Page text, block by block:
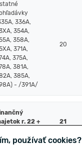
336A,
354A,
358A,
371A,
375A,
381A,
385A,
- /391A/
20
r. 22 +
21
používať cookies?